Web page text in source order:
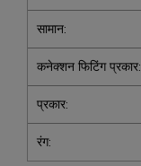
सामान:
कनेक्शन फिटिंग प्रकार:
प्रकार:
रंग: